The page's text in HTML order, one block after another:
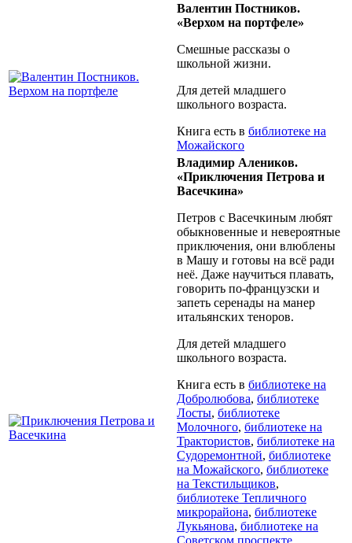
Валентин Постников.
«Верхом на портфеле»
Смешные рассказы о
школьной жизни.
Для детей младшего
школьного возраста.
Книга есть в библиотеке на
Можайского
Владимир Алеников.
«Приключения Петрова и
Васечкина»
Петров с Васечкиным любят
обыкновенные и невероятные
приключения, они влюблены
в Машу и готовы на всё ради
неё. Даже научиться плавать,
говорить по-французски и
запеть серенады на манер
итальянских теноров.
Для детей младшего
школьного возраста.
Книга есть в библиотеке на
Добролюбова, библиотеке
Лосты, библиотеке
Молочного, библиотеке на
Трактористов, библиотеке на
Судоремонтной, библиотеке
на Можайского, библиотеке
на Текстильщиков,
библиотеке Тепличного
микрорайона, библиотеке
Лукьянова, библиотеке на
Советском проспекте